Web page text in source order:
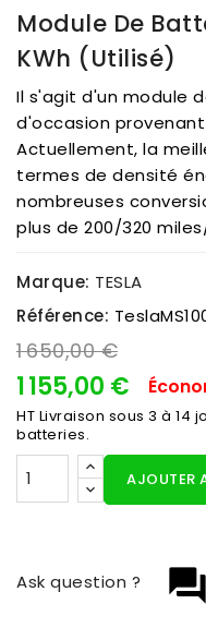
Module De
KWh (utilisé)
Il s'agit d'un module
d'occasion provenant
Actuellement, la
termes de densité
nombreuses
plus de 200/320
Marque: TESLA
Référence:
1 650,00 €
1 155,00 €
HT Livraison sous 3 à 14
batteries.
AJOUTER
question_answer
Ask question ?